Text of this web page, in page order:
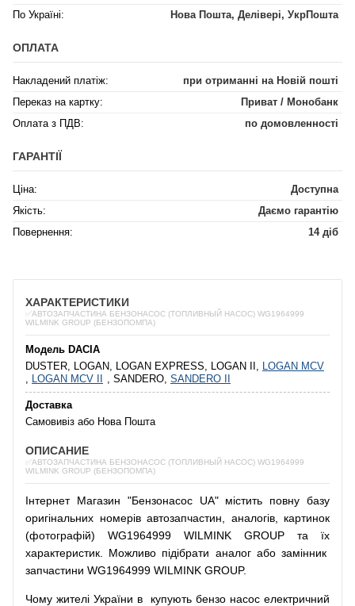
По Україні:
Нова Пошта, Делівері, УкрПошта
ОПЛАТА
Накладений платіж:
при отриманні на Новій пошті
Переказ на картку:
Приват / Монобанк
Оплата з ПДВ:
по домовленності
ГАРАНТІЇ
Ціна:
Доступна
Якість:
Даємо гарантію
Повернення:
14 діб
ХАРАКТЕРИСТИКИ
✅АВТОЗАПЧАСТИНА БЕНЗОНАСОС (ТОПЛИВНЫЙ НАСОС) WG1964999
WILMINK GROUP (БЕНЗОПОМПА)
Модель DACIA
DUSTER, LOGAN, LOGAN EXPRESS, LOGAN II, LOGAN MCV
, LOGAN MCV II , SANDERO, SANDERO II
Доставка
Самовивіз або Нова Пошта
ОПИСАНИЕ
✅АВТОЗАПЧАСТИНА БЕНЗОНАСОС (ТОПЛИВНЫЙ НАСОС) WG1964999
WILMINK GROUP (БЕНЗОПОМПА)
Інтернет Магазин "Бензонасос UA" містить повну базу
оригінальних номерів автозапчастин аналогів,
картинок
(фотографій) WG1964999 WILMINK GROUP та їх
характеристик. Можливо підібрати аналог або замінник
запчастини WG1964999 WILMINK GROUP.
Чому жителі України в купують бензо насос електричний